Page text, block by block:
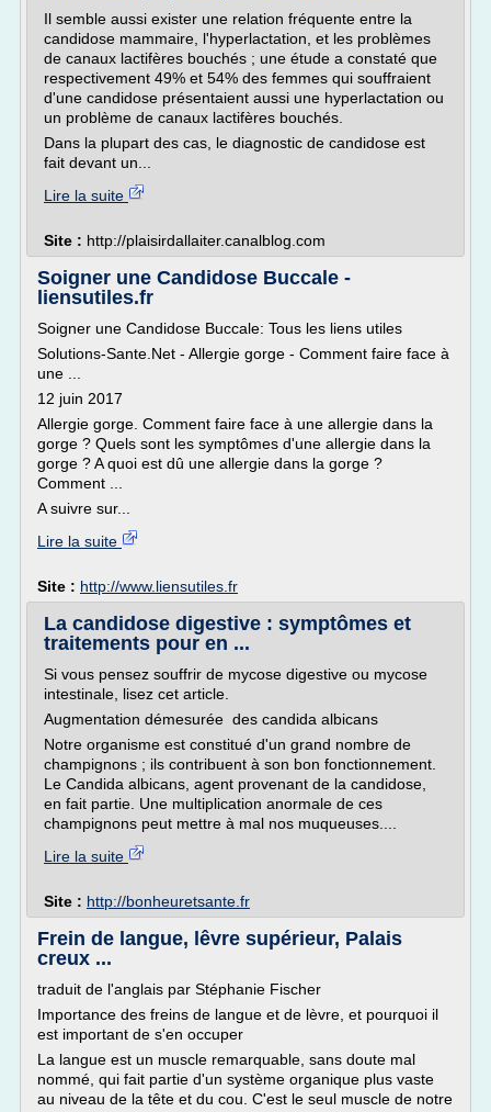
Il semble aussi exister une relation fréquente entre la
candidose mammaire, l'hyperlactation, et les problèmes
de canaux lactifères bouchés ; une étude a constaté que
respectivement 49% et 54% des femmes qui souffraient
d'une candidose présentaient aussi une hyperlactation ou
un problème de canaux lactifères bouchés.
Dans la plupart des cas, le diagnostic de candidose est
fait devant un...
Lire la suite
Site : http://plaisirdallaiter.canalblog.com
Soigner une Candidose Buccale -
liensutiles.fr
Soigner une Candidose Buccale: Tous les liens utiles
Solutions-Sante.Net - Allergie gorge - Comment faire face à
une ...
12 juin 2017
Allergie gorge. Comment faire face à une allergie dans la
gorge ? Quels sont les symptômes d'une allergie dans la
gorge ? A quoi est dû une allergie dans la gorge ?
Comment ...
A suivre sur...
Lire la suite
Site : http://www.liensutiles.fr
La candidose digestive : symptômes et
traitements pour en ...
Si vous pensez souffrir de mycose digestive ou mycose
intestinale, lisez cet article.
Augmentation démesurée des candida albicans
Notre organisme est constitué d'un grand nombre de
champignons ; ils contribuent à son bon fonctionnement.
Le Candida albicans, agent provenant de la candidose,
en fait partie. Une multiplication anormale de ces
champignons peut mettre à mal nos muqueuses....
Lire la suite
Site : http://bonheuretsante.fr
Frein de langue, lêvre supérieur, Palais
creux ...
traduit de l'anglais par Stéphanie Fischer
Importance des freins de langue et de lèvre, et pourquoi il
est important de s'en occuper
La langue est un muscle remarquable, sans doute mal
nommé, qui fait partie d'un système organique plus vaste
au niveau de la tête et du cou. C'est le seul muscle de notre